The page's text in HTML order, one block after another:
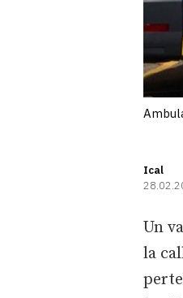
Ical
Un
la